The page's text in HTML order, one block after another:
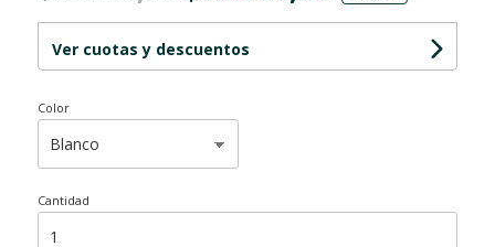
Ver cuotas y descuentos
Color
Cantidad